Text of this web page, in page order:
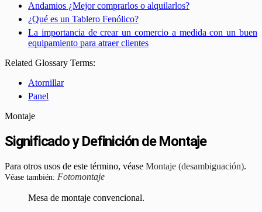
Andamios ¿Mejor comprarlos o alquilarlos?
¿Qué es un Tablero Fenólico?
La importancia de crear un comercio a medida con un buen
equipamiento para atraer clientes
Related Glossary Terms:
Atornillar
Panel
Montaje
Significado y Definición de Montaje
Para otros usos de este término, véase Montaje (desambiguación).
Véase también: Fotomontaje
Mesa de montaje convencional.